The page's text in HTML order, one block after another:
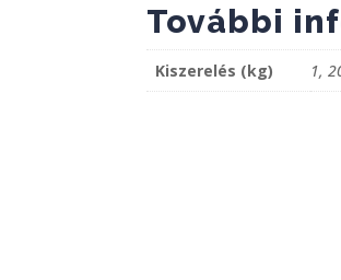
További
Kiszerelés (kg) 1,